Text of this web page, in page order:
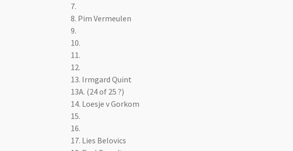
7.
8. Pim Vermeulen
9.
10.
11.
12.
13. Irmgard Quint
13A. (24 of 25 ?)
14. Loesje v Gorkom
15.
16.
17. Lies Belovics